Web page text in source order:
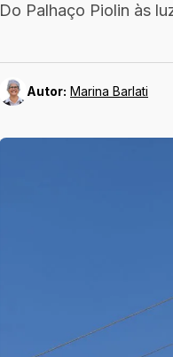
Do Palhaço Piolin às
Autor: Marina Barlati